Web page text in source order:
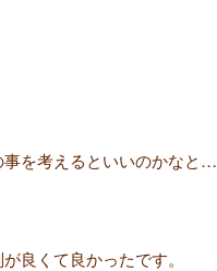
事を考えるといいのかなと…
良くて良かったです。